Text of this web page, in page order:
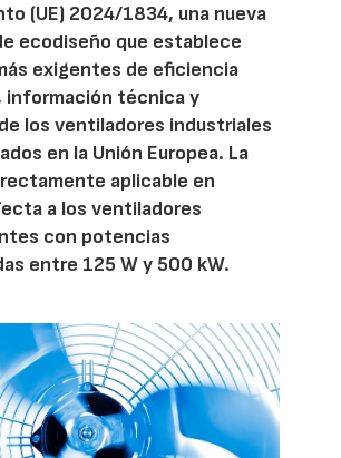
(UE) 2024/1834, una nueva
ecodiseño que establece
exigentes de eficiencia
información técnica y
los ventiladores industriales
en la Unión Europea. La
aplicable en
a los ventiladores
con potencias
entre 125 W y 500 kW.